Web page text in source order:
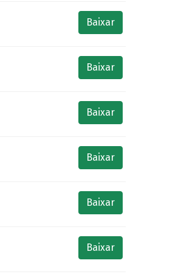
Baixar
Baixar
Baixar
Baixar
Baixar
Baixar